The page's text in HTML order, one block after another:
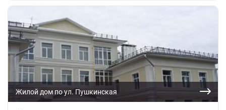
Жилой дом по ул. Пушкинская